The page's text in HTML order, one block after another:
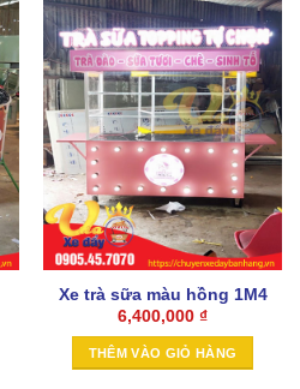
Xe trà sữa màu hồng 1M4
6,400,000 ₫
THÊM VÀO GIỎ HÀNG